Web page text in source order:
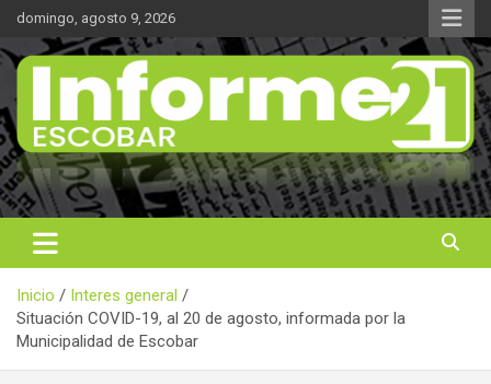
Saltar
contenido
domingo, agosto 9, 2026
Informe 21
Noticas reales
Inicio
Interes general
Situación COVID-19, al 20 de agosto, informada por la
Municipalidad de Escobar